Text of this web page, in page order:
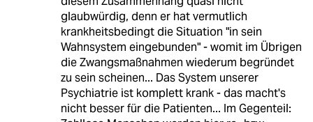
glaubwürdig, denn er hat vermutlich
krankheitsbedingt die Situation "in sein
Wahnsystem eingebunden" - womit im Übrigen
die Zwangsmaßnahmen wiederum begründet
zu sein scheinen... Das System unserer
Psychiatrie ist komplett krank - das macht's
nicht besser für die Patienten... Im Gegenteil: